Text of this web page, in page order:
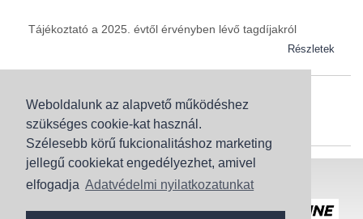
Weboldalunk az alapvető működéshez
szükséges cookie-kat használ.
Szélesebb körű fukcionalitáshoz marketing
jellegű cookiekat engedélyezhet, amivel
elfogadja Adatvédelmi nyilatkozatunkat
Tájékoztató a 2025. évtől érvényben lévő tagdíjakról
Részletek
Szaknévsor
Szaknévsorunk folyamatosan bővül.
Baranya (62)
Bács-Kiskun (43)
Békés (49)
Honlaptérkép Adatvédelem